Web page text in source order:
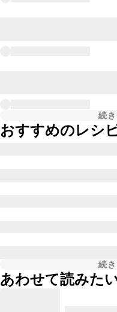
続
おすすめのレシ
続
あわせて読みた